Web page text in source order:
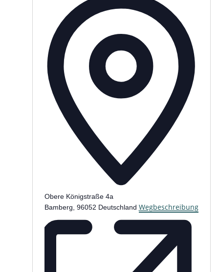
Obere Königstraße 4a
Bamberg 96052 Deutschland Wegbeschreibung